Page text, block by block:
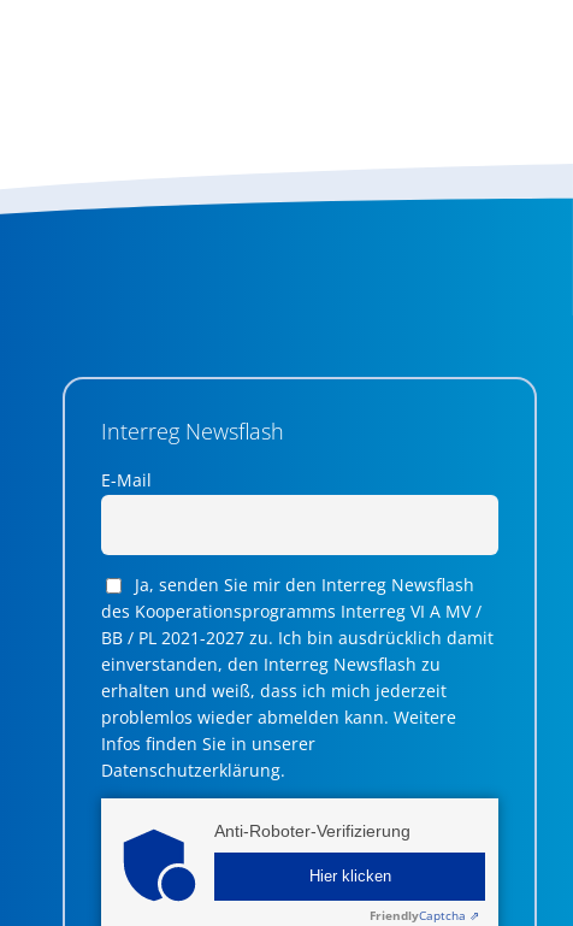
Interreg Newsflash
E-Mail
Ja, senden Sie mir den Interreg Newsflash
des Kooperationsprogramms Interreg VI A MV /
BB / PL 2021-2027 zu. Ich bin ausdrücklich damit
einverstanden, den Interreg Newsflash zu
erhalten und weiß, dass ich mich jederzeit
problemlos wieder abmelden kann. Weitere
Infos finden Sie in unserer
Datenschutzerklärung.
Anti-Roboter-Verifizierung
Hier klicken
FriendlyCaptcha ⇗